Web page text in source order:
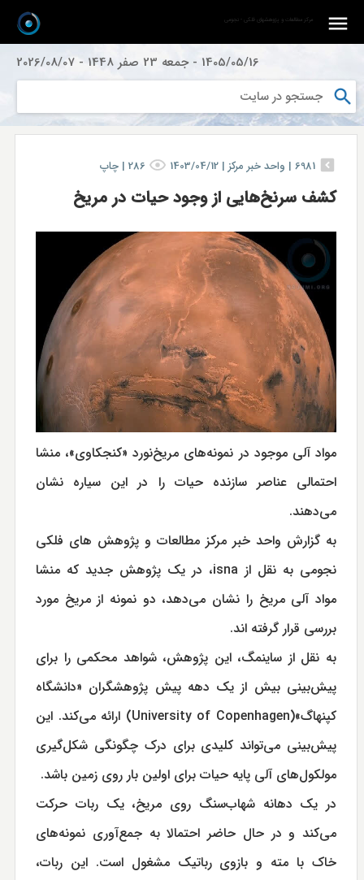
1405/05/16
-جمعه 23 صفر 1448 -
2026/08/07
مرکز مطالعات و پژوهشهای فلکی - نجومی
6981
| واحد خبر مركز | 1403/04/12
286
| چاپ
کشف سرنخ‌هایی از وجود حیات در مریخ
مواد آلی موجود در نمونه‌های مریخ‌نورد «کنجکاوی»، منشا
احتمالی عناصر سازنده حیات را در این سیاره نشان
می‌دهند.
به گزارش واحد خبر مرکز مطالعات و پژوهش های فلکی
نجومی به نقل از isna، در یک پژوهش جدید که منشا
مواد آلی مریخ را نشان می‌دهد، دو نمونه از مریخ مورد
بررسی قرار گرفته اند.
به نقل از ساینمگ، این پژوهش، شواهد محکمی را برای
پیش‌بینی بیش از یک دهه پیش پژوهشگران «دانشگاه
کپنهاگ»(University of Copenhagen) ارائه می‌کند. این
پیش‌بینی می‌تواند کلیدی برای درک چگونگی شکل‌گیری
مولکول‌های آلی پایه حیات برای اولین بار روی زمین باشد.
در یک دهانه شهاب‌سنگ روی مریخ، یک ربات حرکت
می‌کند و در حال حاضر احتمالا به جمع‌آوری نمونه‌های
خاک با مته و بازوی رباتیک مشغول است. این ربات،